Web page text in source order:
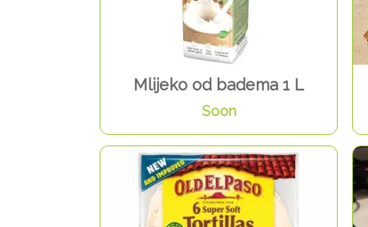
Mlijeko od badema 1 L
Soon